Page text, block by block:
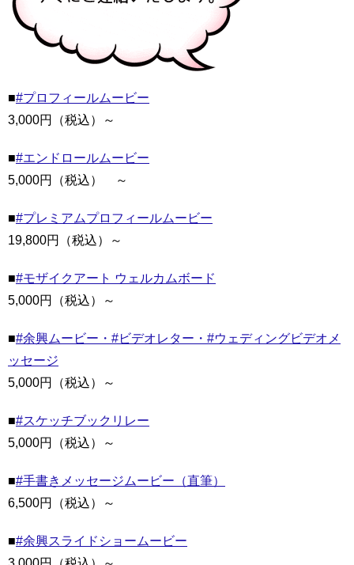
■#プロフィールムービー
3,000円（税込）～
■#エンドロールムービー
5,000円（税込） ～
■#プレミアムプロフィールムービー
19,800円（税込）～
■#モザイクアート ウェルカムボード
5,000円（税込）～
■#余興ムービー・#ビデオレター・#ウェディングビデオメ
ッセージ
5,000円（税込）～
■#スケッチブックリレー
5,000円（税込）～
■#手書きメッセージムービー（直筆）
6,500円（税込）～
■#余興スライドショームービー